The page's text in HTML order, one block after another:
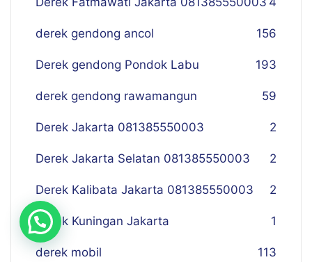
derek gendong ancol 156
Derek gendong Pondok Labu 193
derek gendong rawamangun 59
Derek Jakarta 081385550003 2
Derek Jakarta Selatan 081385550003 2
Derek Kalibata Jakarta 081385550003 2
Derek Kuningan Jakarta 1
derek mobil 113